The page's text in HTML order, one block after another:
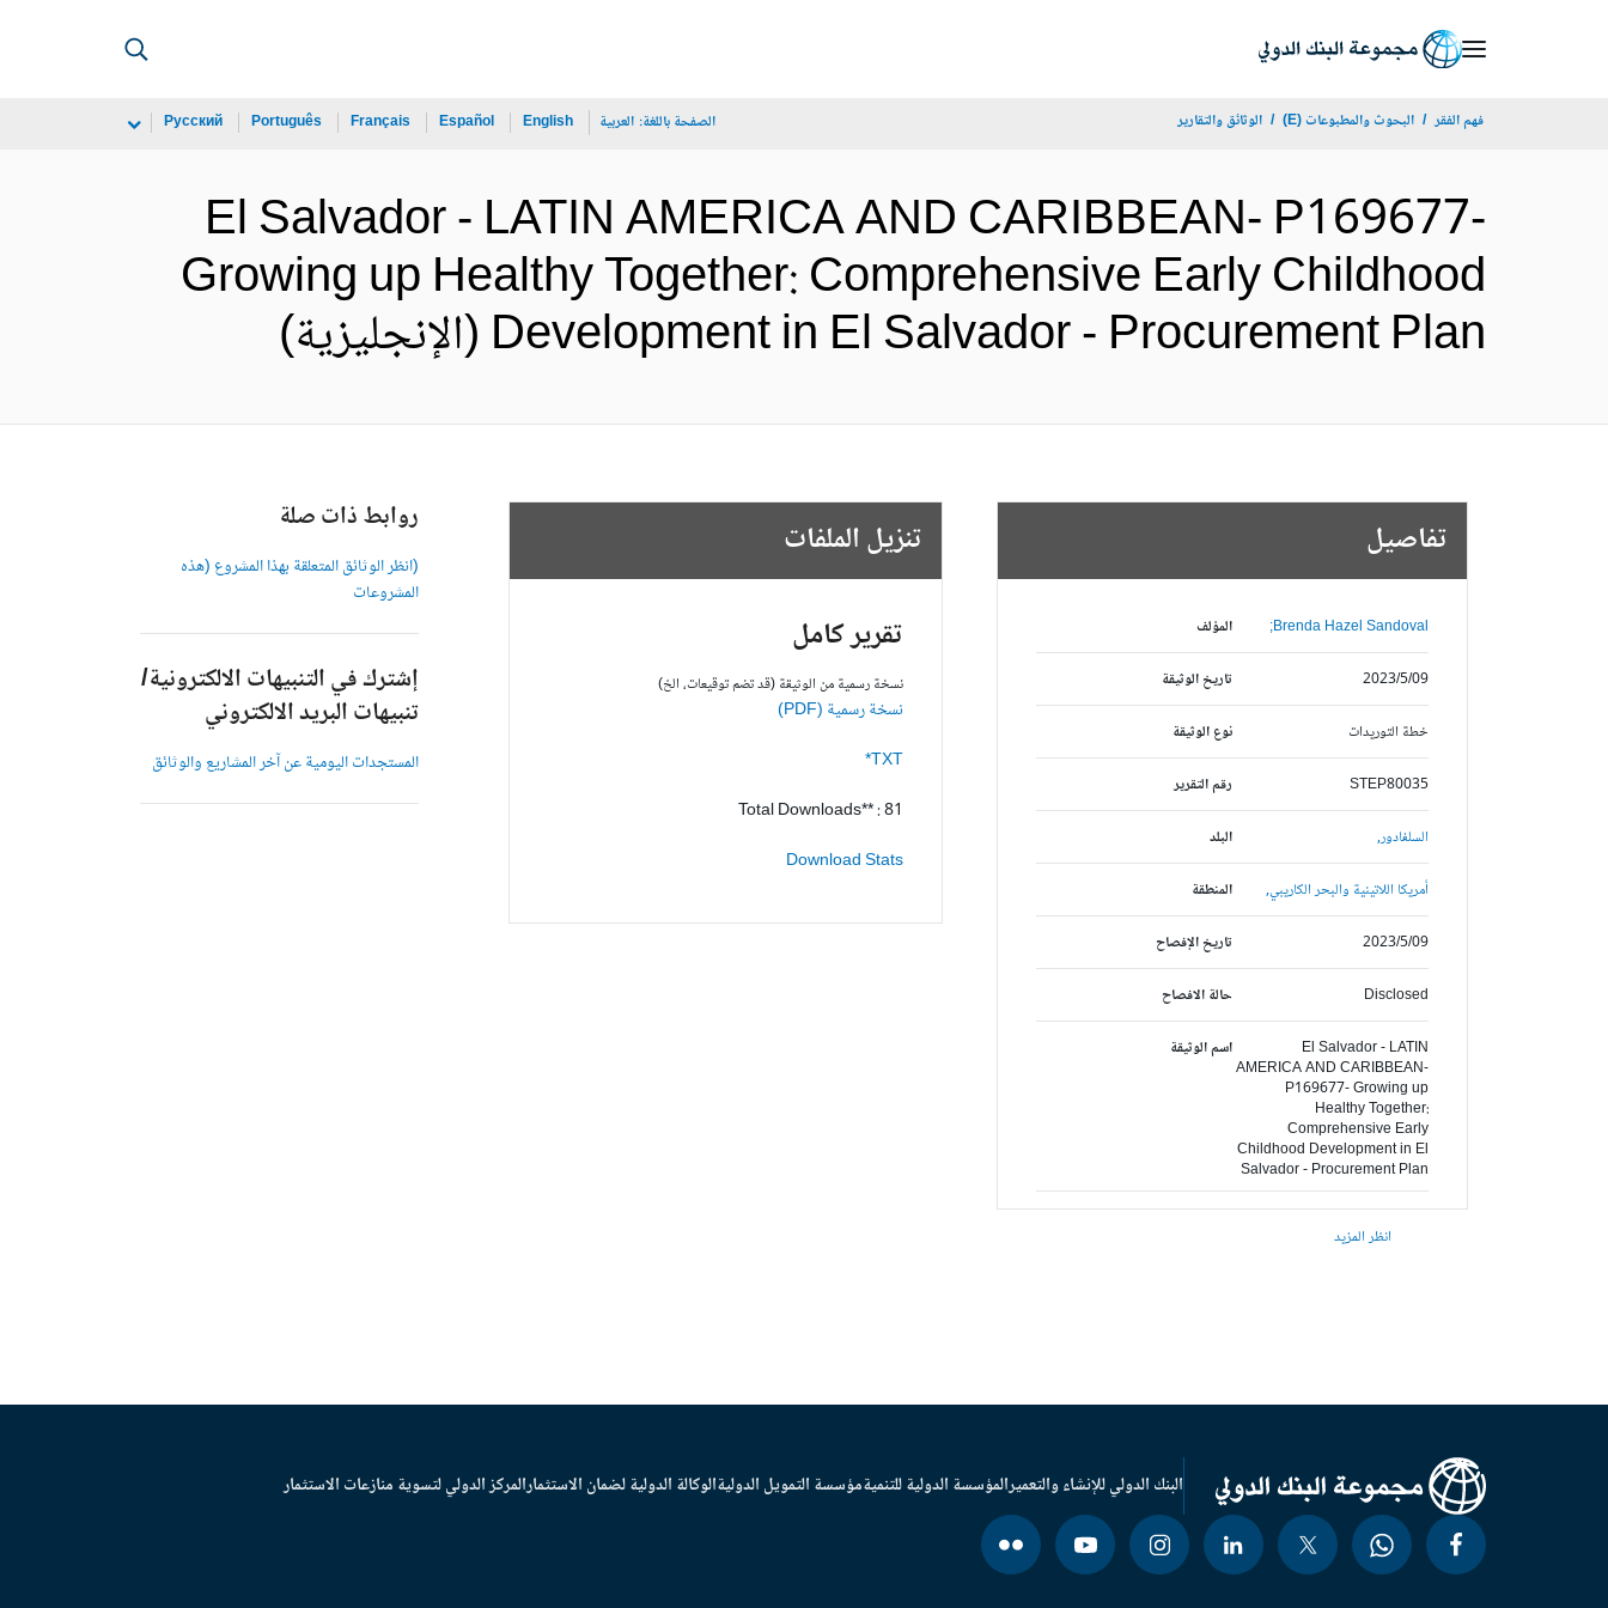
فهم الفقر البحوث والمطبوعات (E) الوثائق والتقارير الصفحة باللغة: العربية English
Español
Français
Português
Русский
El Salvador - LATIN AMERICA AND CARIBBEAN- P169677-
Growing up Healthy Together: Comprehensive Early Childhood
Development in El Salvador - Procurement Plan (الإنجليزية)
تفاصيل
المؤلف Brenda Hazel Sandoval;
تاريخ الوثيقة 2023/5/09
نوع الوثيقة خطة التوريدات
رقم التقرير STEP80035
البلد السلفادور,
المنطقة أمريكا اللاتينية والبحر الكاريبي,
تاريخ الإفصاح 2023/5/09
حالة الافصاح Disclosed
اسم الوثيقة
El Salvador - LATIN
AMERICA AND CARIBBEAN-
P169677- Growing up
Healthy Together:
Comprehensive Early
Childhood Development in El
Salvador - Procurement Plan
انظر المزيد
تنزيل الملفات
تقرير كامل
نسخة رسمية من الوثيقة (قد تضم توقيعات، الخ)
نسخة رسمية (PDF)
TXT*
Total Downloads** : 81
Download Stats
روابط ذات صلة
(انظر الوثائق المتعلقة بهذا المشروع (هذه
المشروعات
إشترك في التنبيهات الالكترونية/
تنبيهات البريد الالكتروني
المستجدات اليومية عن آخر المشاريع والوثائق
البنك الدولي للإنشاء والتعميرالمؤسسة الدولية للتنميةمؤسسة التمويل الدوليةالوكالة الدولية لضمان الاستثمارالمركز الدولي لتسوية منازعات الاستثمار